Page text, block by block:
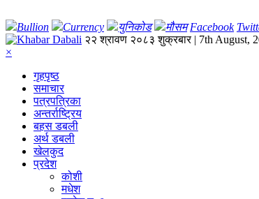
Bullion Currency युनिकोड मौसम Facebook
२२ श्रावण २०८३ शुक्रबार | 7th August,
×
गृहपृष्‍ठ
समाचार
पत्रपत्रिका
अन्तर्राष्ट्रिय
बहस डबली
अर्थ डबली
खेलकुद
प्रदेश
कोशी
मधेश